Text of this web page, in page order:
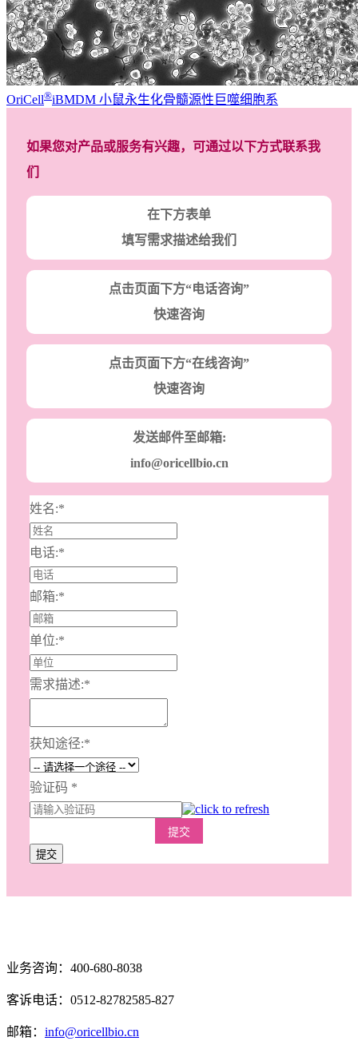
OriCell®iBMDM 小鼠永生化骨髓源性巨噬细胞系
如果您对产品或服务有兴趣，可通过以下方式联系我
们
在下方表单
填写需求描述给我们
点击页面下方“电话咨询”
快速咨询
点击页面下方“在线咨询”
快速咨询
发送邮件至邮箱:
info@oricellbio.cn
姓名:*
电话:*
邮箱:*
单位:*
需求描述:*
获知途径:*
验证码 *
提交
提交
业务咨询：400-680-8038
客诉电话：0512-82782585-827
邮箱： info@oricellbio.cn